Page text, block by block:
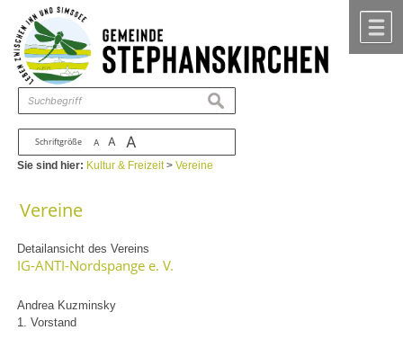
Zum Inhalt ,zur Navigation
Schriftgröße A A A
suchen
Sie sind hier: Kultur & Freizeit>Vereine
Vereine
Detailansicht des Vereins
IG-ANTI-Nordspange e. V.
Andrea Kuzminsky
1. Vorstand